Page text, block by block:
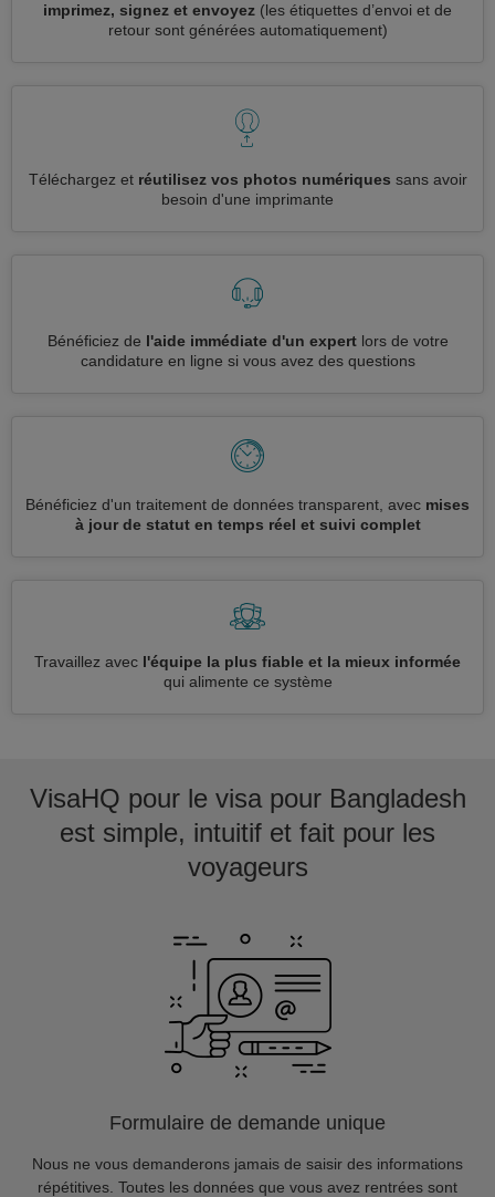
imprimez, signez et envoyez (les étiquettes d’envoi et de
retour sont générées automatiquement)
Téléchargez et réutilisez vos photos numériques sans avoir
besoin d'une imprimante
Bénéficiez de l'aide immédiate d'un expertlors de votre
candidature en ligne si vous avez des questions
Bénéficiez d'un traitement de données transparent, avec mises
à jour de statut en temps réel et suivi complet
Travaillez avec l'équipe la plus fiable et la mieux informée
qui alimente ce système
VisaHQ pour le visa pour Bangladesh
est simple, intuitif et fait pour les
voyageurs
Formulaire de demande unique
Nous ne vous demanderons jamais de saisir des informations
répétitives. Toutes les données que vous avez rentrées sont